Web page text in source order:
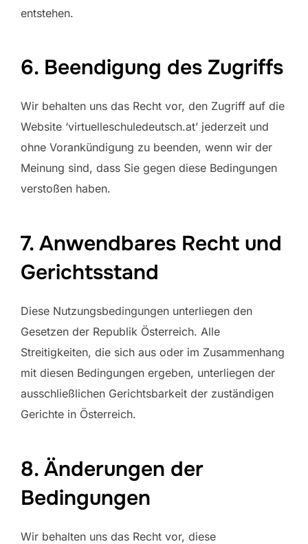
entstehen.
6. Beendigung des Zugriffs
Wir behalten uns das Recht vor, den Zugriff auf die
Website ‘virtuelleschuledeutsch.at’ jederzeit und
ohne Vorankündigung zu beenden, wenn wir der
Meinung sind, dass Sie gegen diese Bedingungen
verstoßen haben.
7. Anwendbares Recht und
Gerichtsstand
Diese Nutzungsbedingungen unterliegen den
Gesetzen der Republik Österreich. Alle
Streitigkeiten, die sich aus oder im Zusammenhang
mit diesen Bedingungen ergeben, unterliegen der
ausschließlichen Gerichtsbarkeit der zuständigen
Gerichte in Österreich.
8. Änderungen der
Bedingungen
Wir behalten uns das Recht vor, diese